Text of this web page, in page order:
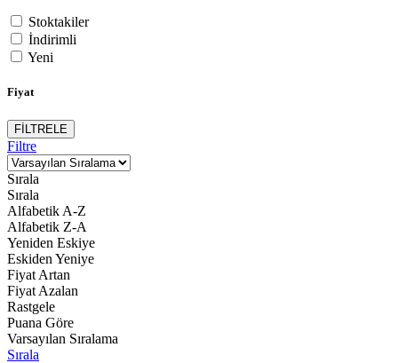
Stoktakiler
İndirimli
Yeni
Fiyat
FİLTRELE
Filtre
Sırala
Sırala
Alfabetik A-Z
Alfabetik Z-A
Yeniden Eskiye
Eskiden Yeniye
Fiyat Artan
Fiyat Azalan
Rastgele
Puana Göre
Varsayılan Sıralama
Sırala